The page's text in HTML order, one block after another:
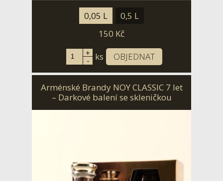
0,05 L
0,5 L
150 Kč
+
- ks OBJEDNAT
Arménské Brandy NOY CLASSIC 7 let
– Darkové balení se skleničkou